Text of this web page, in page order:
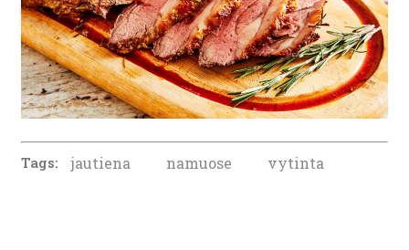
Tags: jautiena namuose vytinta